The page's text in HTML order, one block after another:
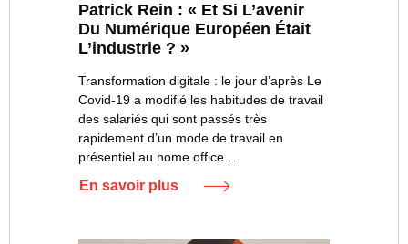
Patrick Rein : « Et Si L’avenir
Du Numérique Européen Était
L’industrie ? »
Transformation digitale : le jour d’après Le
Covid-19 a modifié les habitudes de travail
des salariés qui sont passés très
rapidement d’un mode de travail en
présentiel au home office.…
En savoir plus